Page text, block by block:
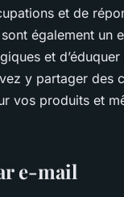
et de
également un
et
y partager des
vos produits et
e-mail